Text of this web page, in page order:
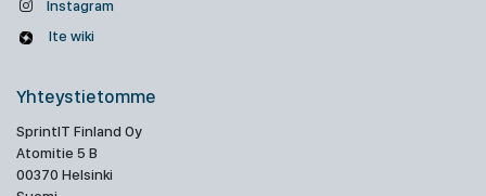
Instagram
Ite wiki
Yhteystietomme
SprintIT Finland Oy
Atomitie 5 B
00370 Helsinki